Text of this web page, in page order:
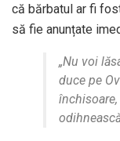
că bărbatul ar fi
să fie anunțate
„Nu voi
duce pe